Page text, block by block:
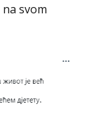
svom